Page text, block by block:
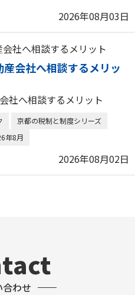
2026年08月03日
会社へ相談するメリッ
社へ相談するメリット
京都の税制と制度シリーズ
年8月
2026年08月02日
合わせ